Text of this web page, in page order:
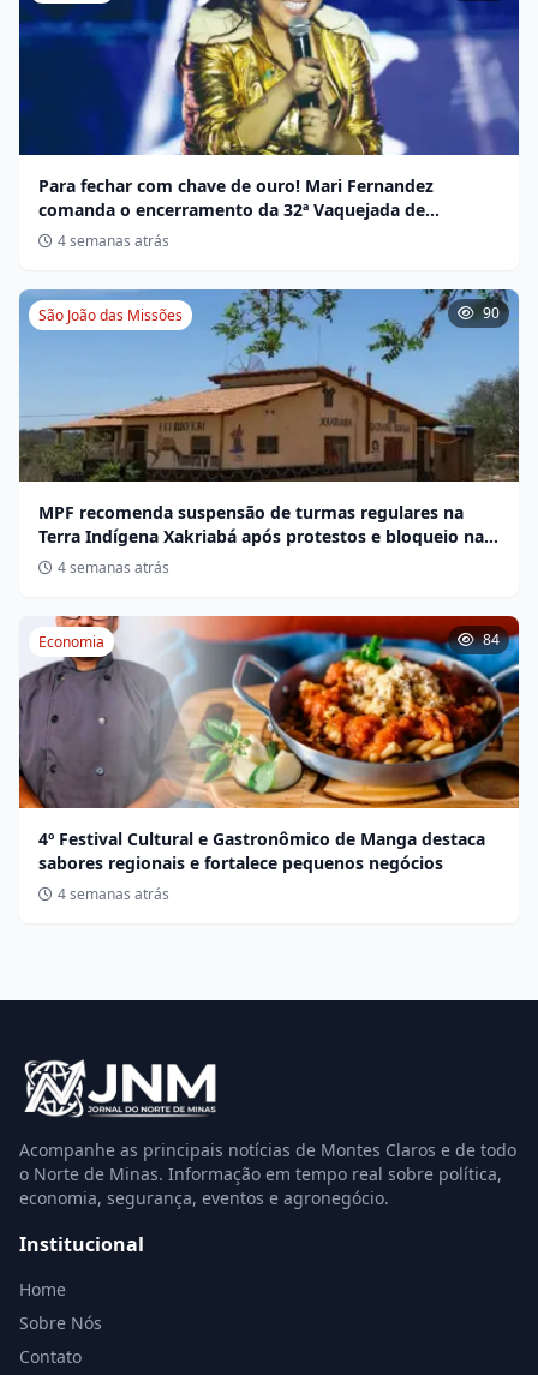
Para fechar com chave de ouro! Mari Fernandez
comanda o encerramento da 32ª Vaquejada de
Miravânia hoje
4 semanas atrás
São João das Missões 90
MPF recomenda suspensão de turmas regulares na
Terra Indígena Xakriabá após protestos e bloqueio na
BR-135
4 semanas atrás
Economia 84
4º Festival Cultural e Gastronômico de Manga destaca
sabores regionais e fortalece pequenos negócios
4 semanas atrás
Acompanhe as principais notícias de Montes Claros e de todo
o Norte de Minas. Informação em tempo real sobre política,
economia, segurança, eventos e agronegócio.
Institucional
Home
Sobre Nós
Contato